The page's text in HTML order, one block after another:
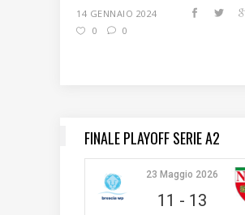
14 GENNAIO 2024
0
0
FINALE PLAYOFF SERIE A2
23 Maggio 2026
11 - 13